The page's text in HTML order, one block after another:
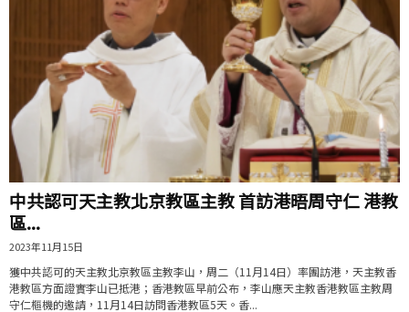
中共認可天主教北京教區主教 首訪港晤周守仁 港教
區...
2023年11月15日
獲中共認可的天主教北京教區主教李山，周二（11月14日）率團訪港，天主教香
港教區方面證實李山已抵港；香港教區早前公布，李山應天主教香港教區主教周
守仁樞機的邀請，11月14日訪問香港教區5天。香...